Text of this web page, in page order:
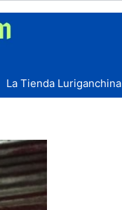
La Tienda Luriganchina